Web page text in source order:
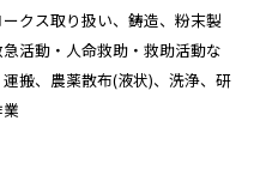
クス取り扱い、鋳造、粉末製
活動・人命救助・救助活動な
搬、農薬散布(液状)、洗浄、研